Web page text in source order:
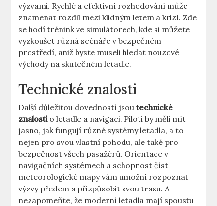
výzvami. Rychlé a efektivní‍ rozhodování může
znamenat rozdíl ​mezi​ klidným letem a ⁣krizí. Zde
se hodí ⁢trénink ‍ve⁣ simulátorech, kde si můžete
vyzkoušet různá scénáře v bezpečném‍
prostředí, aniž‍ byste museli hledat nouzové
východy na skutečném letadle.
Technické znalosti
Další důležitou dovedností jsoutechnické
⁣znalosti‍o letadle⁣ a ​navigaci. ⁢Piloti by měli mít‌
jasno, jak⁤ fungují různé systémy letadla, a to
nejen pro svou vlastní‍ pohodu, ale také pro​
bezpečnost ⁣všech pasažérů.‌ Orientace v
navigačních systémech a schopnost číst
meteorologické mapy vám umožní rozpoznat
⁣výzvy ⁢předem a přizpůsobit svou ​trasu. ⁢A
nezapomeňte, že moderní letadla⁣ mají ‌spoustu